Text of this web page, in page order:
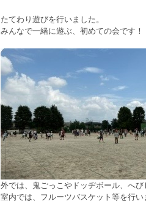
たてわり遊びを行いました。
みんなで一緒に遊ぶ、初めての会です！
外では、鬼ごっこやドッヂボール、へび
室内では、フルーツバスケット等を行い